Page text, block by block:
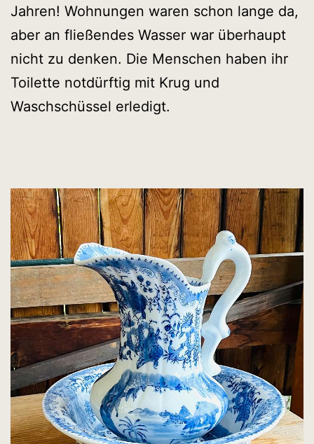
Jahren! Wohnungen waren schon lange da,
aber an fließendes Wasser war überhaupt
nicht zu denken. Die Menschen haben ihr
Toilette notdürftig mit Krug und
Waschschüssel erledigt.